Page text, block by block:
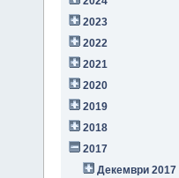
2023
2022
2021
2020
2019
2018
2017
Декември 2017